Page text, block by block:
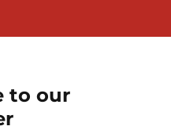
to our